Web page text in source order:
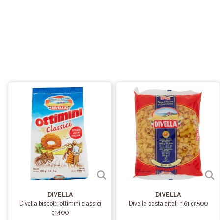
DIVELLA
Divella biscotti ottimini classici
gr.400
DIVELLA
Divella pasta ditali n.61 gr.500